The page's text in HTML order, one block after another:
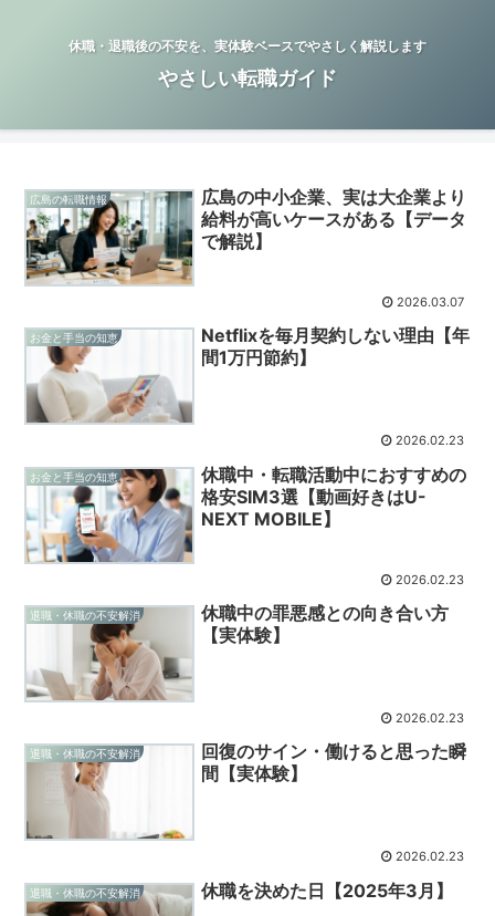
休職・退職後の不安を、実体験ベースでやさしく解説します
やさしい転職ガイド
広島の転職情報
広島の中小企業、実は大企業より
給料が高いケースがある【データ
で解説】
2026.03.07
お金と手当の知恵
Netflixを毎月契約しない理由【年
間1万円節約】
2026.02.23
お金と手当の知恵
休職中・転職活動中におすすめの
格安SIM3選【動画好きはU-
NEXT MOBILE】
2026.02.23
退職・休職の不安解消
休職中の罪悪感との向き合い方
【実体験】
2026.02.23
退職・休職の不安解消
回復のサイン・働けると思った瞬
間【実体験】
2026.02.23
退職・休職の不安解消 休職を決めた日【2025年3月】